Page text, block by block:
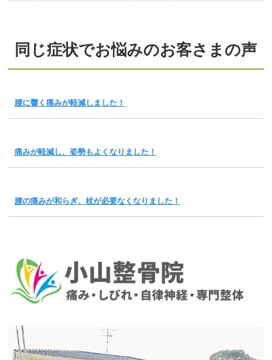
同じ症状でお悩みのお客さまの声
腰に響く痛みが軽減しました！
痛みが軽減し、姿勢もよくなりました！
腰の痛みが和らぎ、杖が必要なくなりました！